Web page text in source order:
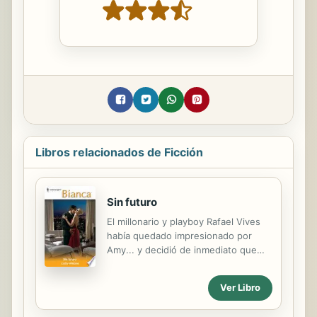
Libros relacionados de Ficción
Sin futuro
El millonario y playboy Rafael Vives
había quedado impresionado por
Amy... y decidió de inmediato que
amante.Agasajada con joyas y
regalos de todo tipo, Amy sabía que
Ver Libro